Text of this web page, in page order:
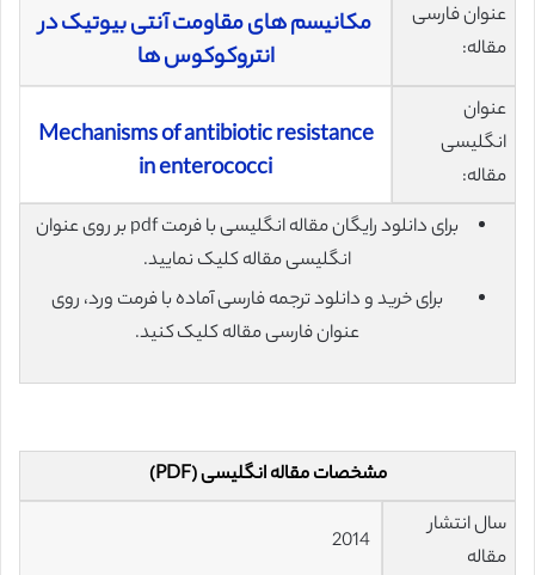
عنوان فارسی
مقاله:
مکانیسم های مقاومت آنتی بیوتیک در
انتروکوکوس ها
عنوان
انگلیسی
مقاله:
Mechanisms of antibiotic resistance
in enterococci
برای دانلود رایگان مقاله انگلیسی با فرمت pdf بر روی عنوان
انگلیسی مقاله کلیک نمایید.
برای خرید و دانلود ترجمه فارسی آماده با فرمت ورد، روی
عنوان فارسی مقاله کلیک کنید.
مشخصات مقاله انگلیسی (PDF)
سال انتشار
مقاله